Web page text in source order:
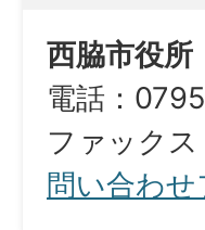
西脇市役所
電話：
ファック
問い合わせ